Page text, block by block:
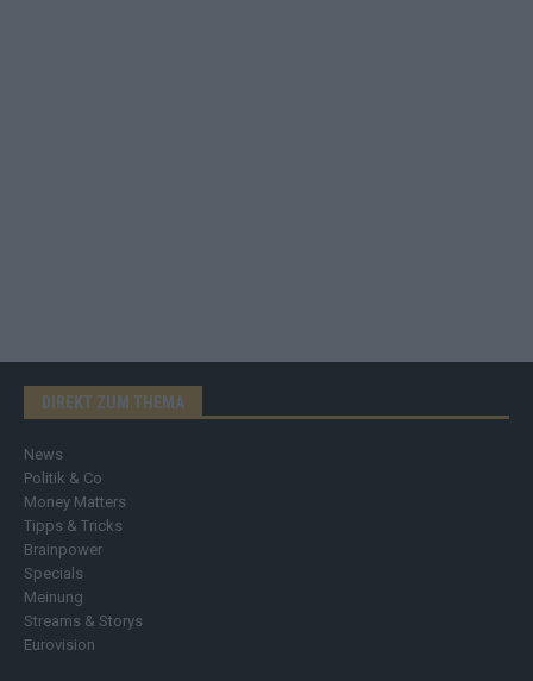
DIREKT ZUM THEMA
News
Politik & Co
Money Matters
Tipps & Tricks
Brainpower
Specials
Meinung
Streams & Storys
Eurovision